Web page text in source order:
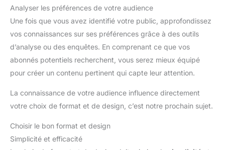
Analyser les préférences de votre audience
Une fois que vous avez identifié votre public, approfondissez
vos connaissances sur ses préférences grâce à des outils
d’analyse ou des enquêtes. En comprenant ce que vos
abonnés potentiels recherchent, vous serez mieux équipé
pour créer un contenu pertinent qui capte leur attention.
La connaissance de votre audience influence directement
votre choix de format et de design, c’est notre prochain sujet.
Choisir le bon format et design
Simplicité et efficacité